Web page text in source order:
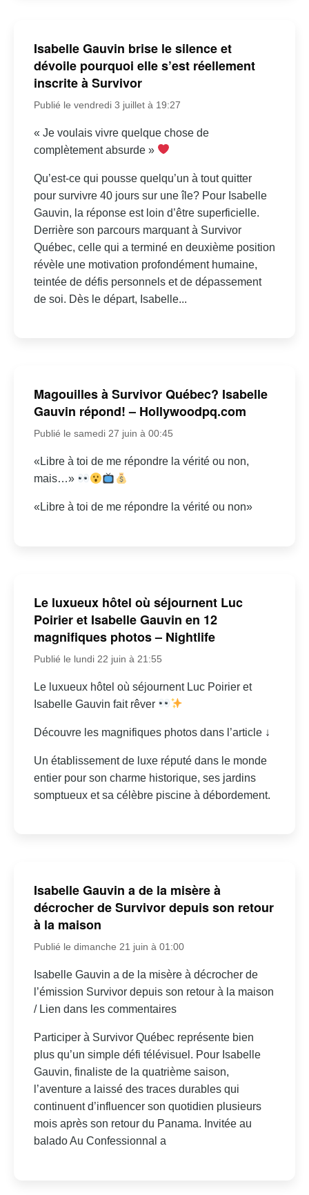
Isabelle Gauvin brise le silence et
dévoile pourquoi elle s’est réellement
inscrite à Survivor
Publié le vendredi 3 juillet à 19:27
« Je voulais vivre quelque chose de
complètement absurde »
Qu’est-ce qui pousse quelqu’un à tout quitter
pour survivre 40 jours sur une île? Pour Isabelle
Gauvin, la réponse est loin d’être superficielle.
Derrière son parcours marquant à Survivor
Québec, celle qui a terminé en deuxième position
révèle une motivation profondément humaine,
teintée de défis personnels et de dépassement
de soi. Dès le départ, Isabelle...
Magouilles à Survivor Québec? Isabelle
Gauvin répond! – Hollywoodpq.com
Publié le samedi 27 juin à 00:45
«Libre à toi de me répondre la vérité ou non,
mais…»
«Libre à toi de me répondre la vérité ou non»
Le luxueux hôtel où séjournent Luc
Poirier et Isabelle Gauvin en 12
magnifiques photos – Nightlife
Publié le lundi 22 juin à 21:55
Le luxueux hôtel où séjournent Luc Poirier et
Isabelle Gauvin fait rêver
Découvre les magnifiques photos dans l’article ↓
Un établissement de luxe réputé dans le monde
entier pour son charme historique, ses jardins
somptueux et sa célèbre piscine à débordement.
Isabelle Gauvin a de la misère à
décrocher de Survivor depuis son retour
à la maison
Publié le dimanche 21 juin à 01:00
Isabelle Gauvin a de la misère à décrocher de
l’émission Survivor depuis son retour à la maison
/ Lien dans les commentaires
Participer à Survivor Québec représente bien
plus qu’un simple défi télévisuel. Pour Isabelle
Gauvin, finaliste de la quatrième saison,
l’aventure a laissé des traces durables qui
continuent d’influencer son quotidien plusieurs
mois après son retour du Panama. Invitée au
balado Au Confessionnal a